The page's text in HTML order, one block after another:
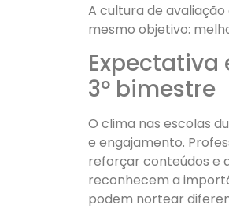
A cultura de
mesmo objetivo:
Expectativa
3º bimestre
O clima nas escolas
e engajamento.
reforçar conteúdos e
reconhecem a
podem nortear